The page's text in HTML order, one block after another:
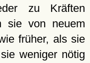
zu Kräften
sie von neuem
früher, als sie
weniger nötig